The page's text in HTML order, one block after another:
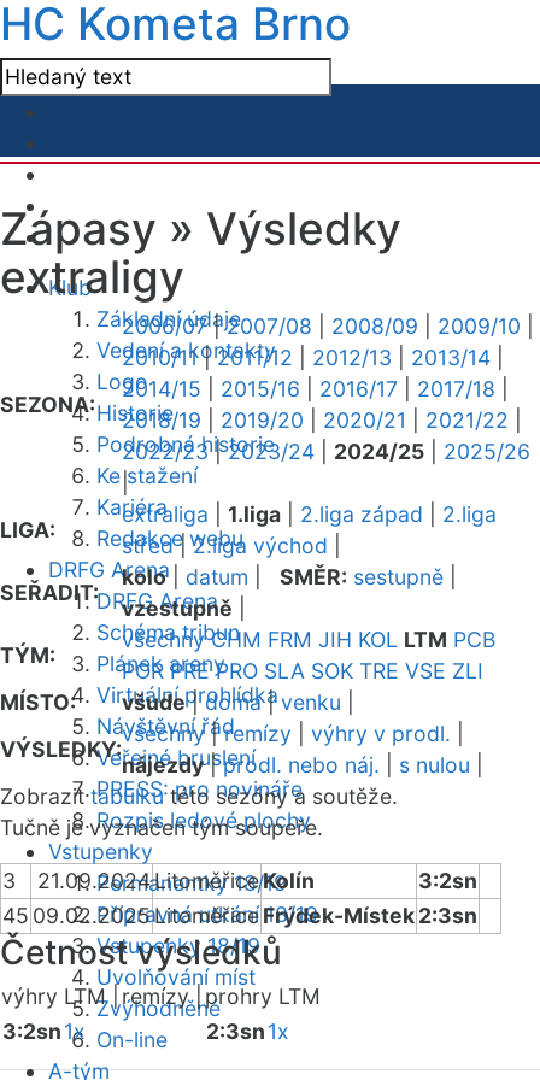
HC Kometa Brno
Klub
Základní údaje
Vedení a kontakty
Logo
Historie
Podrobná historie
Ke stažení
Kariéra
Redakce webu
DRFG Arena
DRFG Arena
Schéma tribun
Plánek areny
Virtuální prohlídka
Návštěvní řád
Veřejné bruslení
PRESS: pro novináře
Rozpis ledové plochy
Vstupenky
Permanentky 18/19
Přípravná utkání 18/19
Vstupenky 18/19
Uvolňování míst
Zvýhodněné
On-line
A-tým
Zápasy » Výsledky
extraligy
SEZONA:
2006/07|2007/08 2008/09 2009/10
2010/11|2011/12 2012/13 2013/14
2014/15
2015/16 2016/17 2017/18
2018/19
2019/20 2020/21 2021/22
2022/23|2023/24 2024/25
2025/26
|
LIGA:
extraliga 1.liga 2.liga západ
2.liga
střed|2.liga východ
SEŘADIT:
kolo| datum SMĚR: sestupně
vzestupně
TÝM:
všechny CHM FRM JIH KOL LTM PCB
POR PRE PRO SLA SOK TRE VSE ZLI
MÍSTO:
všude|doma|venku
VÝSLEDKY:
všechny|remízy výhry v prodl.
nájezdy|prodl. nebo náj. s nulou
Zobrazittabulkutéto sezóny a soutěže.
Tučně je vyznačen tým soupeře.
3 21.09.2024LitoměřiceKolín
3:2sn
45 09.02.2025LitoměřiceFrýdek-Místek2:3sn
Četnost výsledků
výhry LTM | remízy | prohry LTM
3:2sn1x 2:3sn1x